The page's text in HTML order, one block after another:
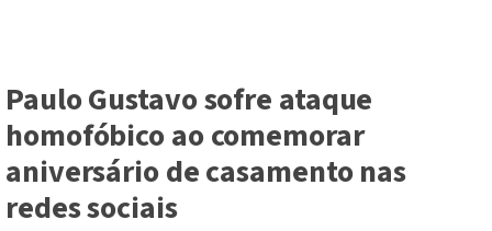
Paulo Gustavo sofre ataque
homofóbico ao comemorar
aniversário de casamento nas
redes sociais